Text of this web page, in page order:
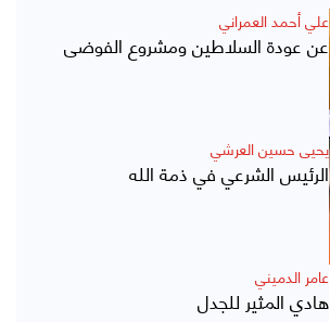
علي أحمد العمراني
عن عودة السلاطين ومشروع الفوضى
يحيى حسين العرشي
الرئيس الشرعي في ذمة الله
عامر الدميني
هادي المثير للجدل